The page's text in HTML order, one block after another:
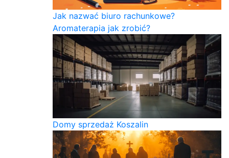
Jak nazwać biuro rachunkowe?
Aromaterapia jak zrobić?
Domy sprzedaż Koszalin